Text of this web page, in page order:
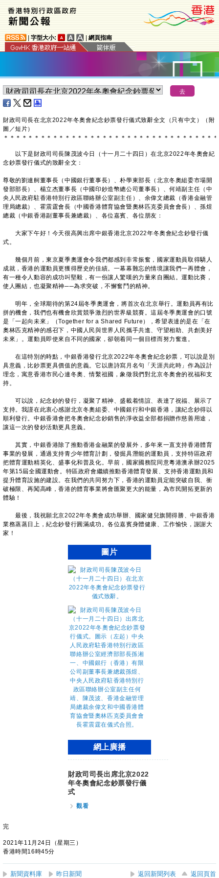
字型大小: 網頁指南
財政司司長在北京2022年冬奧會紀念鈔票發行儀式致辭全文（只有中文）（附
圖／短片）
＊ ＊ ＊ ＊ ＊ ＊ ＊ ＊ ＊ ＊ ＊ ＊ ＊ ＊ ＊ ＊ ＊ ＊ ＊ ＊ ＊ ＊ ＊ ＊ ＊ ＊ ＊ ＊ ＊ ＊ ＊ ＊ ＊ ＊ ＊
以下是財政司司長陳茂波今日（十一月二十四日）在北京2022年冬奧會紀
念鈔票發行儀式的致辭全文：
尊敬的劉連舸董事長（中國銀行董事長）、朴學東部長（北京冬奧組委市場開
發部部長）、楊立杰董事長（中國印鈔造幣總公司董事長）、何靖副主任（中
央人民政府駐香港特別行政區聯絡辦公室副主任）、余偉文總裁（香港金融管
理局總裁）、霍震霆會長（中國香港體育協會暨奧林匹克委員會會長）、孫煜
總裁（中銀香港副董事長兼總裁）、各位嘉賓、各位朋友：
大家下午好！今天很高興出席中銀香港北京2022年冬奧會紀念鈔發行儀
式。
幾個月前，東京夏季奧運會令我們都感到非常振奮，國家運動員取得驕人
成就，香港的運動員更獲得歷史的佳績。一幕幕難忘的情境讓我們一再體會，
有一種令人動容的成功叫堅毅，有一份讓人驚嘆的力量來自團結。運動比賽，
使人團結，也凝聚精神──為求突破，不懈奮鬥的精神。
明年，全球期待的第24屆冬季奧運會，將首次在北京舉行。運動員再有比
拼的機會，我們也有機會欣賞競爭激烈的世界級競賽。這屆冬季奧運會的口號
是「一起向未來」（Together for a Shared Future），希望表達的是在「在
奧林匹克精神的感召下，中國人民與世界人民攜手共進、守望相助、共創美好
未來」。運動員即使來自不同的國家，卻朝着同一個目標而努力奮進。
在這特別的時點，中銀香港發行北京2022年冬奧會紀念鈔票，可以說是別
具意義，比鈔票更具價值的意義。它以唐詩寫月名句「天涯共此時」作為設計
理念，寓意香港市民心連冬奧、情繫祖國，象徵我們對北京冬奧會的祝福和支
持。
可以說，紀念鈔的發行，凝聚了精神、盛載着情誼、表達了祝福、展示了
支持。我謹在此衷心感謝北京冬奧組委、中國銀行和中銀香港，讓紀念鈔得以
順利發行。中銀香港會把冬奧會紀念鈔銷售的淨收益全部都捐贈作慈善用途，
讓這一次的發鈔活動更具意義。
其實，中銀香港除了推動香港金融業的發展外，多年來一直支持香港體育
事業的發展，通過支持青少年體育計劃，發掘具潛能的運動員，支持特區政府
把體育運動精英化、盛事化和普及化。早前，國家國務院同意粵港澳承辦2025
年第15屆全國運動會。特區政府會繼續推動香港體育發展、支持香港運動員和
提升體育設施的建設。在我們的共同努力下，香港的運動員定能突破自我、衝
破極限、再闖高峰，香港的體育事業將會匯聚更大的能量，為市民開拓更新的
體驗！
最後，我祝願北京2022年冬奧會成功舉辦、國家健兒旗開得勝、中銀香港
業務蒸蒸日上，紀念鈔發行圓滿成功。各位嘉賓身體健康、工作愉快，謝謝大
家！
圖片
網上廣播
財政司司長出席北京2022
年冬奧會紀念鈔票發行儀
式
觀看
完
2021年11月24日（星期三）
香港時間16時45分
新聞資料庫 昨日新聞 返回新聞列表 返回頁首